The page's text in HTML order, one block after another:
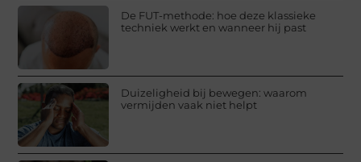
De FUT-methode: hoe deze klassieke
techniek werkt en wanneer hij past
Duizeligheid bij bewegen: waarom
vermijden vaak niet helpt